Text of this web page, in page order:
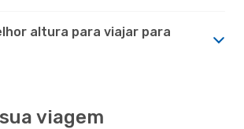
altura para viajar para
viagem